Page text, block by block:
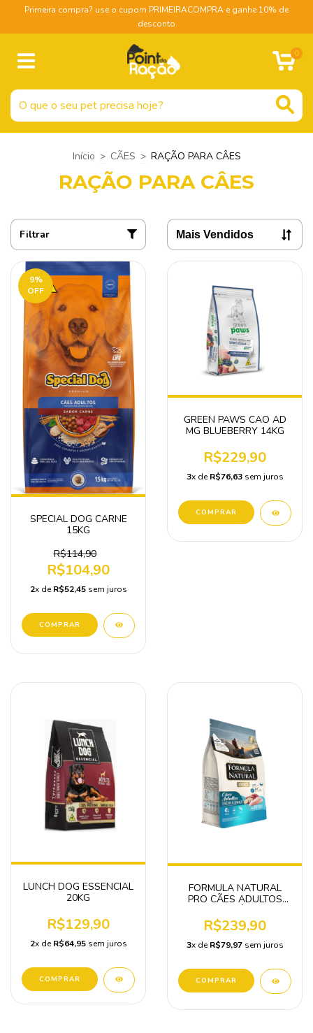
Primeira compra? use o cupom PRIMEIRACOMPRA e ganhe 10% de
desconto
0
Início > CÃES > RAÇÃO PARA CÂES
RAÇÃO PARA CÂES
Filtrar
9%
OFF
SPECIAL DOG CARNE
15KG
R$114,90
R$104,90
2x deR$52,45sem juros
GREEN PAWS CAO AD
MG BLUEBERRY 14KG
R$229,90
3x deR$76,63sem juros
LUNCH DOG ESSENCIAL
20KG
R$129,90
2x deR$64,95sem juros
COMPRAR
FORMULA NATURAL
PRO CÃES ADULTOS
GRANDES 15KG
R$239,90
3x deR$79,97sem juros